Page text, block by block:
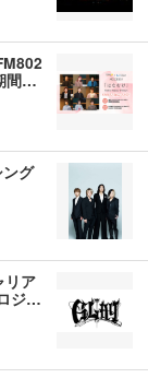
間…
グ
リア
ジ…